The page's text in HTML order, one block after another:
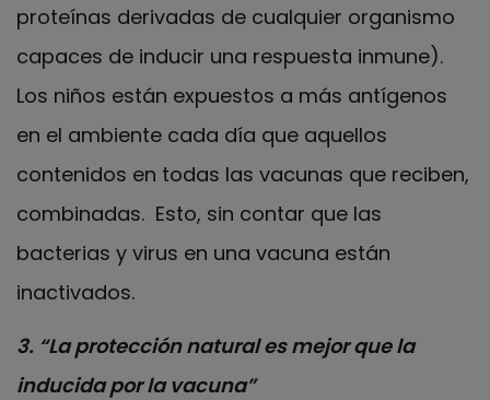
proteínas derivadas de cualquier organismo
capaces de inducir una respuesta inmune).
Los niños están expuestos a más antígenos
en el ambiente cada día que aquellos
contenidos en todas las vacunas que reciben,
combinadas. Esto, sin contar que las
bacterias y virus en una vacuna están
inactivados.
3. “La protección natural es mejor que la
inducida por la vacuna”